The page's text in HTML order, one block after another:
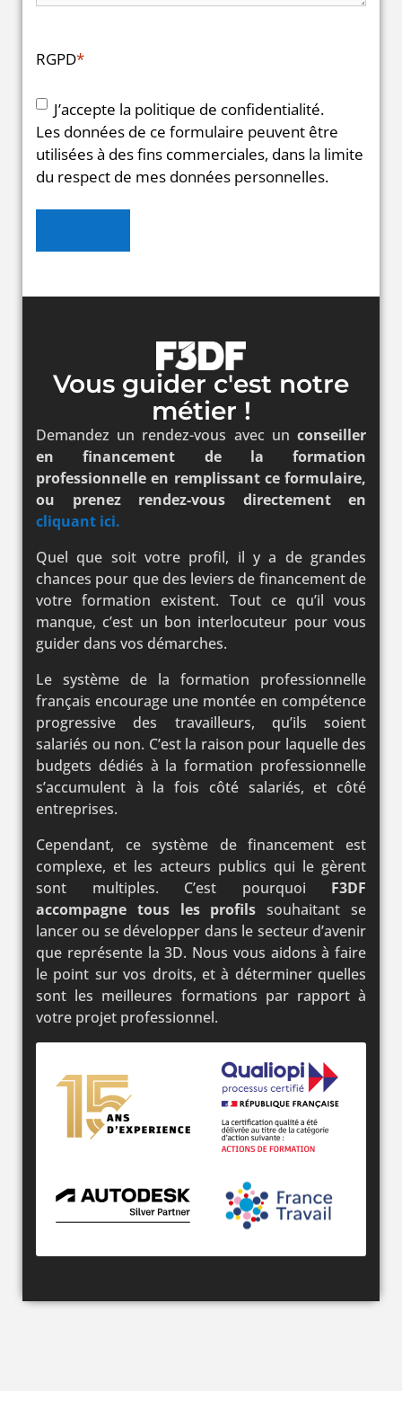
Vous guider c'est notre
métier !
Demandez un rendez-vous avec un conseiller
en financement de la formation
professionnelle en remplissant ce formulaire,
ou prenez rendez-vous directement en
cliquant ici.
Quel que soit votre profil, il y a de grandes
chances pour que des leviers de financement de
votre formation existent. Tout ce qu’il vous
manque, c’est un bon interlocuteur pour vous
guider dans vos démarches.
Le système de la formation professionnelle
français encourage une montée en compétence
progressive des travailleurs, qu’ils soient
salariés ou non. C’est la raison pour laquelle des
budgets dédiés à la formation professionnelle
s’accumulent à la fois côté salariés, et côté
entreprises.
Cependant, ce système de financement est
complexe, et les acteurs publics qui le gèrent
sont multiples. C’est pourquoi F3DF
accompagne tous les profils souhaitant se
lancer ou se développer dans le secteur d’avenir
que représente la 3D. Nous vous aidons à faire
le point sur vos droits, et à déterminer quelles
sont les meilleures formations par rapport à
votre projet professionnel.
RGPD*
J’accepte la politique de confidentialité.
Les données de ce formulaire peuvent être
utilisées à des fins commerciales, dans la limite
du respect de mes données personnelles.